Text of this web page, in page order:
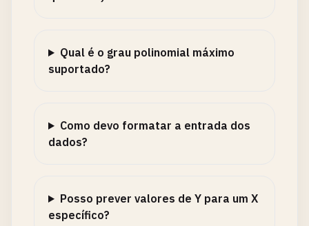
Qual é o grau polinomial máximo
suportado?
Como devo formatar a entrada dos
dados?
Posso prever valores de Y para um X
específico?